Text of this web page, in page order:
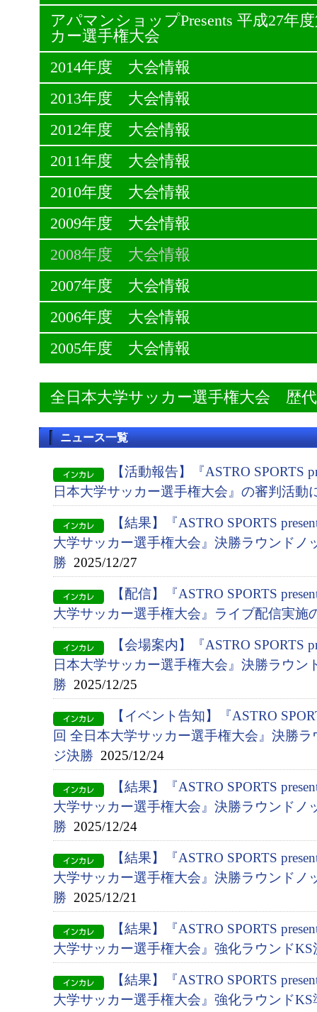
アパマンショップPresents 平成27年
カー選手権大会
2014年度 大会情報
2013年度 大会情報
2012年度 大会情報
2011年度 大会情報
2010年度 大会情報
2009年度 大会情報
2008年度 大会情報
2007年度 大会情報
2006年度 大会情報
2005年度 大会情報
全日本大学サッカー選手権大会 歴
ニュース一覧
【活動報告】『ASTRO SPORTS
日本大学サッカー選手権大会』の審判活動
【結果】『ASTRO SPORTS
大学サッカー選手権大会』決勝ラウンドノ
勝 2025/12/27
【配信】『ASTRO SPORTS
大学サッカー選手権大会』ライブ配信実施
【会場案内】『ASTRO SPORTS
日本大学サッカー選手権大会』決勝ラウン
勝 2025/12/25
【イベント告知】『ASTRO
回 全日本大学サッカー選手権大会』決勝
ジ決勝 2025/12/24
【結果】『ASTRO SPORTS
大学サッカー選手権大会』決勝ラウンドノ
勝 2025/12/24
【結果】『ASTRO SPORTS
大学サッカー選手権大会』決勝ラウンドノ
勝 2025/12/21
【結果】『ASTRO SPORTS
大学サッカー選手権大会』強化ラウンドKS
【結果】『ASTRO SPORTS
大学サッカー選手権大会』強化ラウンドKS